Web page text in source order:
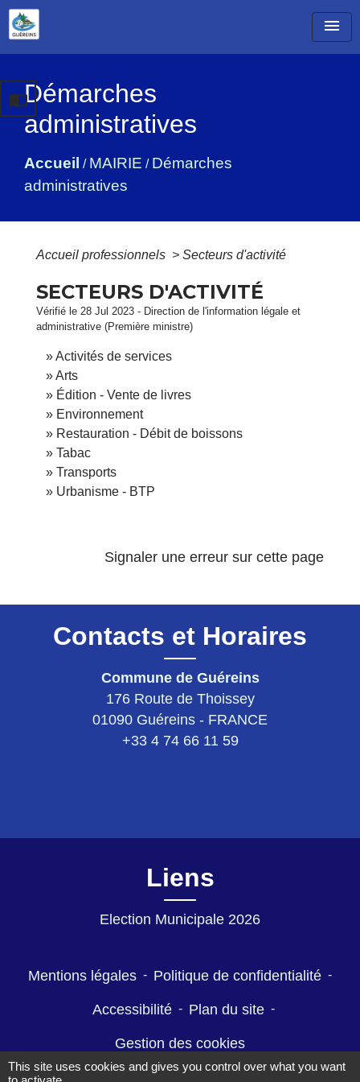
menu
Démarches
administratives
Accueil / MAIRIE / Démarches
administratives
import_contacts
Accueil professionnels > Secteurs d'activité
SECTEURS D'ACTIVITÉ
Vérifié le 28 Jul 2023 - Direction de l'information légale et
administrative (Première ministre)
Activités de services
Arts
Édition - Vente de livres
Environnement
Restauration - Débit de boissons
Tabac
Transports
Urbanisme - BTP
Signaler une erreur sur cette page
Contacts et Horaires
Commune de Guéreins
176 Route de Thoissey
01090 Guéreins - FRANCE
+33 4 74 66 11 59
Liens
Election Municipale 2026
Mentions légales - Politique de confidentialité -
Accessibilité - Plan du site -
Gestion des cookies
This site uses cookies and gives you control over what you want